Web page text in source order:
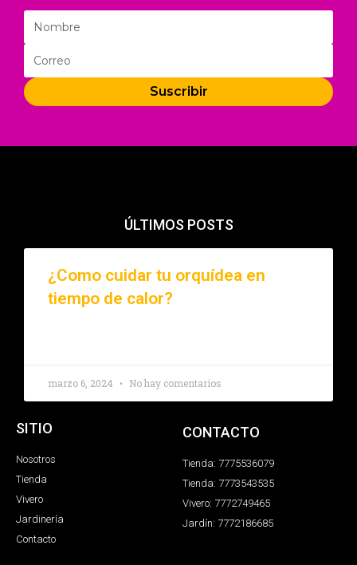
Suscribir
ÚLTIMOS POSTS
¿Como cuidar tu orquídea en
tiempo de calor?
marzo 6, 2024 No hay comentarios
SITIO
Nosotros
Tienda
Vivero
Jardinería
Contacto
CONTACTO
Tienda: 7775536079
Tienda: 7773543535
Vivero: 7772749465
Jardín: 7772186685